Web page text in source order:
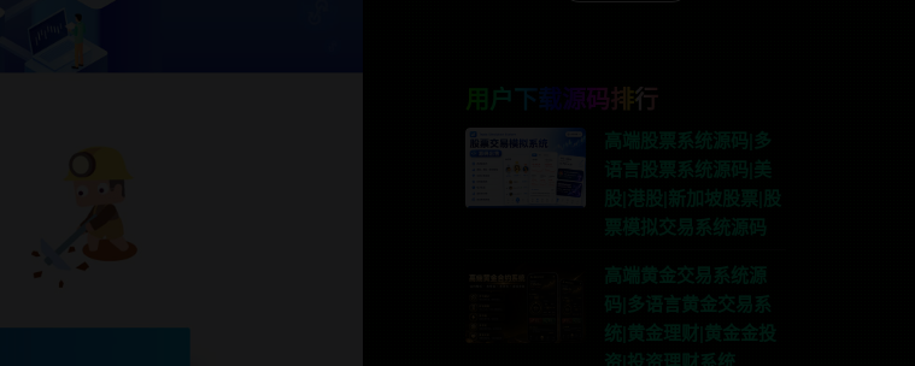
用户下载源码排行
高端股票系统源码|多
语言股票系统源码|美
股|港股|新加坡股票|股
票模拟交易系统源码
高端黄金交易系统源
码|多语言黄金交易系
统|黄金理财|黄金金投